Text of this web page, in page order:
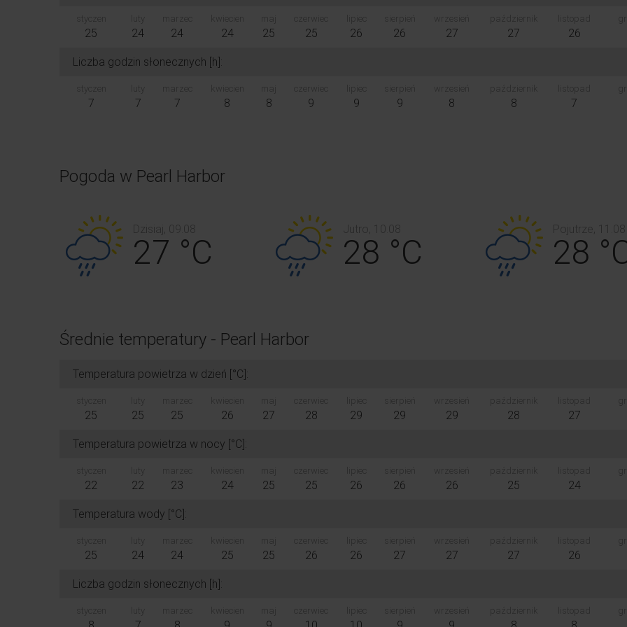
styczen
25
luty
24
marzec
24 24 25
czerwiec
25 26 26
wrzesień
27
październik
27
listopad
26
Liczba godzin słonecznych [h]:
styczen
7
luty
7
marzec
7 8 8
czerwiec
9 9 9
wrzesień
8
październik
8
listopad
7
Pogoda w Pearl Harbor
Dzisiaj, 09.08
27 °C
Jutro, 10.08
28 °C
Pojutrze, 11.08
28
Średnie temperatury - Pearl Harbor
Temperatura powietrza w dzień [°C]:
styczen
25
luty
25
marzec
25 26 27
czerwiec
28 29 29
wrzesień
29
październik
28
listopad
27
Temperatura powietrza w nocy [°C]:
styczen
22
luty
22
marzec
23 24 25
czerwiec
25 26 26
wrzesień
26
październik
25
listopad
24
Temperatura wody [°C]:
styczen
25
luty
24
marzec
24 25 25
czerwiec
26 26 27
wrzesień
27
październik
27
listopad
26
Liczba godzin słonecznych [h]:
styczen luty marzec czerwiec wrzesień październik listopad